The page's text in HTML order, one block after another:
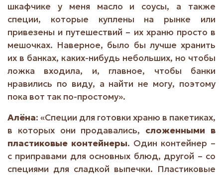
шкафчике у меня масло и соусы, а также
специи, которые куплены на рынке или
привезены и путешествий – их храню просто в
мешочках. Наверное, было бы лучше хранить
их в банках, каких-нибудь небольших, но чтобы
ложка входила, и, главное, чтобы банки
нравились по виду, а найти не могу, поэтому
пока вот так по-простому».
Алёна: «Специи для готовки храню в пакетиках,
в которых они продавались, сложенными в
пластиковые контейнеры. Один контейнер –
с приправами для основных блюд, другой – со
специями для сладкой выпечки. Пластиковые